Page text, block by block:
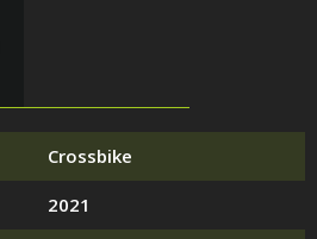
Crossbike
2021